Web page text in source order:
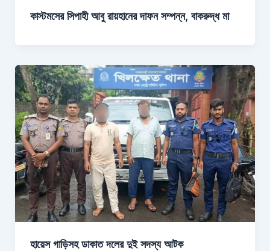
কাস্টমসের সিপাহী আবু রায়হানের দাফন সম্পন্ন, বাকরুদ্ধ মা
হায়েস গাড়িসহ ডাকাত দলের দুই সদস্য আটক